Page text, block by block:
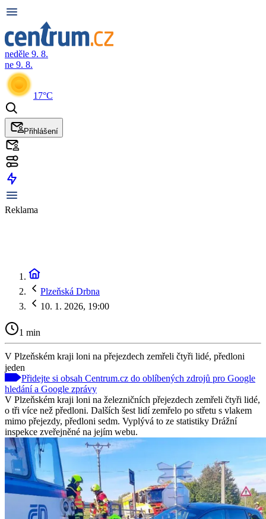
neděle 9. 8.
ne 9. 8.
17°C
Přihlášení
Reklama
Plzeňská Drbna
10. 1. 2026, 19:00
1 min
V Plzeňském kraji loni na přejezdech zemřeli čtyři lidé, předloni
jeden
Přidejte si obsah Centrum.cz do oblíbených zdrojů pro Google
hledání a Google zprávy
V Plzeňském kraji loni na železničních přejezdech zemřeli čtyři lidé,
o tři více než předloni. Dalších šest lidí zemřelo po střetu s vlakem
mimo přejezdy, předloni sedm. Vyplývá to ze statistiky Drážní
inspekce zveřejněné na jejím webu.